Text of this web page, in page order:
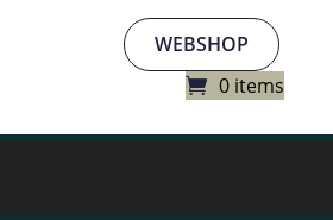
WEBSHOP
0 items